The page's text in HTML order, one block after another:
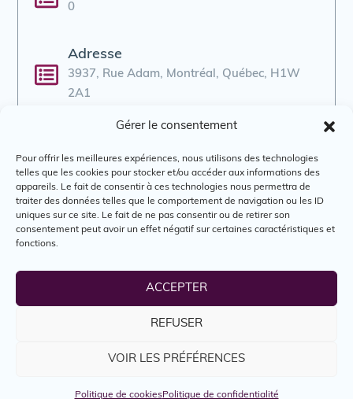
Gérer le consentement
Pour offrir les meilleures expériences, nous utilisons des technologies
telles que les cookies pour stocker et/ou accéder aux informations des
appareils. Le fait de consentir à ces technologies nous permettra de
traiter des données telles que le comportement de navigation ou les ID
uniques sur ce site. Le fait de ne pas consentir ou de retirer son
consentement peut avoir un effet négatif sur certaines caractéristiques et
fonctions.
ACCEPTER
REFUSER
VOIR LES PRÉFÉRENCES
Politique de cookiesPolitique de confidentialité
0
Adresse
3937, Rue Adam, Montréal, Québec, H1W
2A1
psi@peres-separes.qc.ca
Téléphone
514-254-6120
Site web
www.peres-separes.qc.ca
-